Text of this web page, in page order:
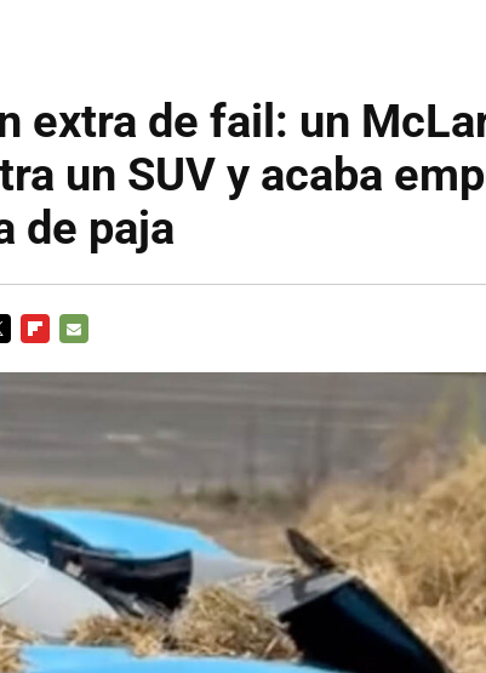
extra de fail: un
un SUV y acaba
de paja